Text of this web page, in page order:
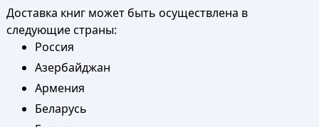
Доставка книг может быть осуществлена в
следующие страны:
Россия
Азербайджан
Армения
Беларусь